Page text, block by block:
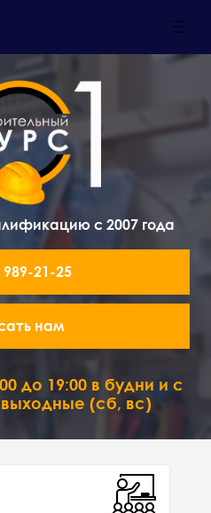
с 2007 года
989-21-25
нам
до 19:00 в будни и с
выходные (сб, вс)